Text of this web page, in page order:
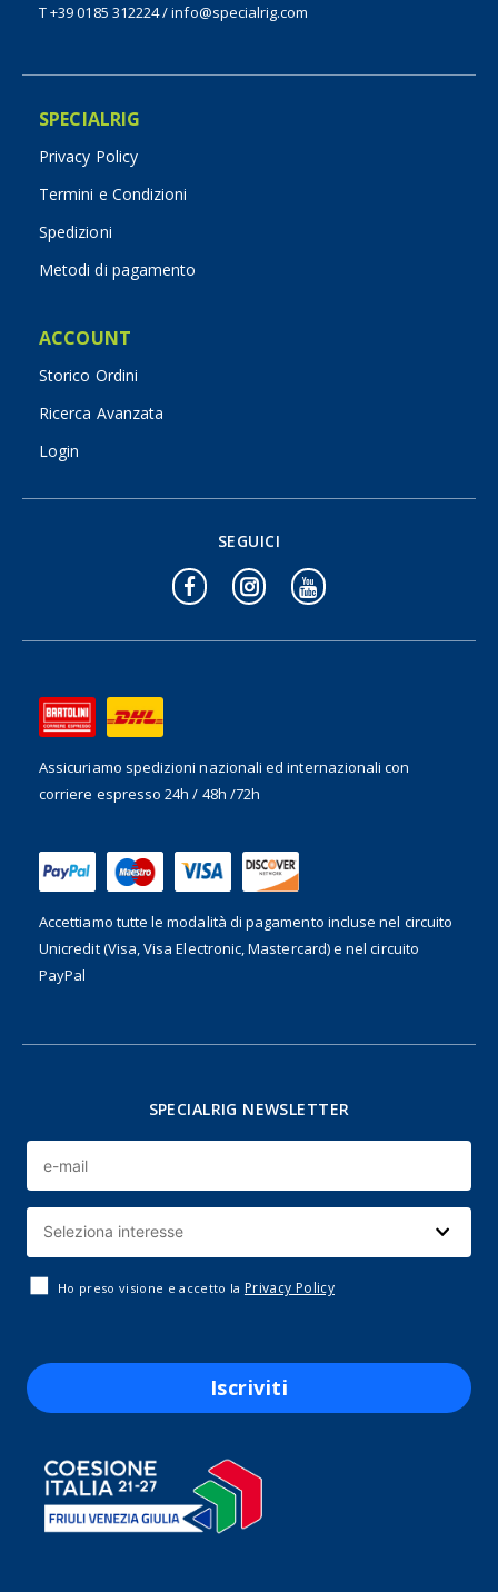
T +39 0185 312224/info@specialrig.com
SPECIALRIG
Privacy Policy
Termini e Condizioni
Spedizioni
Metodi di pagamento
ACCOUNT
Storico Ordini
Ricerca Avanzata
Login
Assicuriamo spedizioni nazionali ed internazionalicon
corriere espresso 24h / 48h /72h
Accettiamo tutte le modalità di pagamento incluse nel circuito
Unicredit (Visa, Visa Electronic, Mastercard) e nel circuito
PayPal
SEGUICI
SPECIALRIG NEWSLETTER
Ho preso visione e accetto la Privacy Policy
Iscriviti